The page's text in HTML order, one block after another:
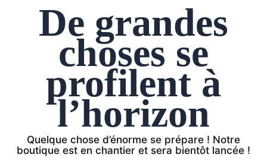
De grandes
choses se
profilent à
l’horizon
Quelque chose d’énorme se prépare ! Notre
boutique est en chantier et sera bientôt lancée !